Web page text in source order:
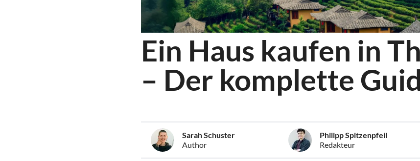
Ein Haus kaufen in
– Der komplette
Sarah Schuster
Author
Philipp Spitzenpfeil
Redakteur